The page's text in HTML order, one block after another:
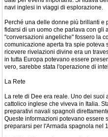
navi inglesi in viaggi di esplorazione.
Perché una delle donne più brillanti e
fidarsi di un uomo che parlava con gli
"conversazioni angeliche" fossero la
comunicazione aperta tra spie poteva
ricevere rivelazioni divine era un
in tutta Europa potevano essere
vero, sarebbe stata l'operazione di
La Rete
La rete di Dee era reale. Uno dei suoi
cattolico inglese che viveva in Italia.
preparativi navali spagnoli
Queste informazioni potevano essere
prepararsi per l'Armada spagnola nel